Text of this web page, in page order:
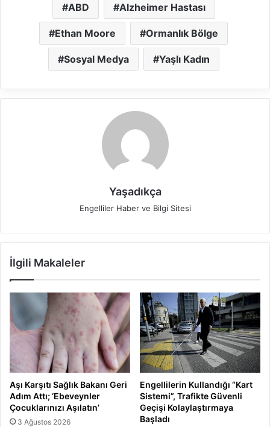
ABD Alzheimer Hastası
Ethan Moore Ormanlık Bölge
Sosyal Medya Yaşlı Kadın
Yaşadıkça
Engelliler Haber ve Bilgi Sitesi
İlgili Makaleler
Aşı Karşıtı Sağlık Bakanı Geri
Adım Attı; ‘Ebeveynler
Çocuklarınızı Aşılatın’
3 Ağustos 2026
Engellilerin Kullandığı “Kart
Sistemi”, Trafikte Güvenli
Geçişi Kolaylaştırmaya
Başladı